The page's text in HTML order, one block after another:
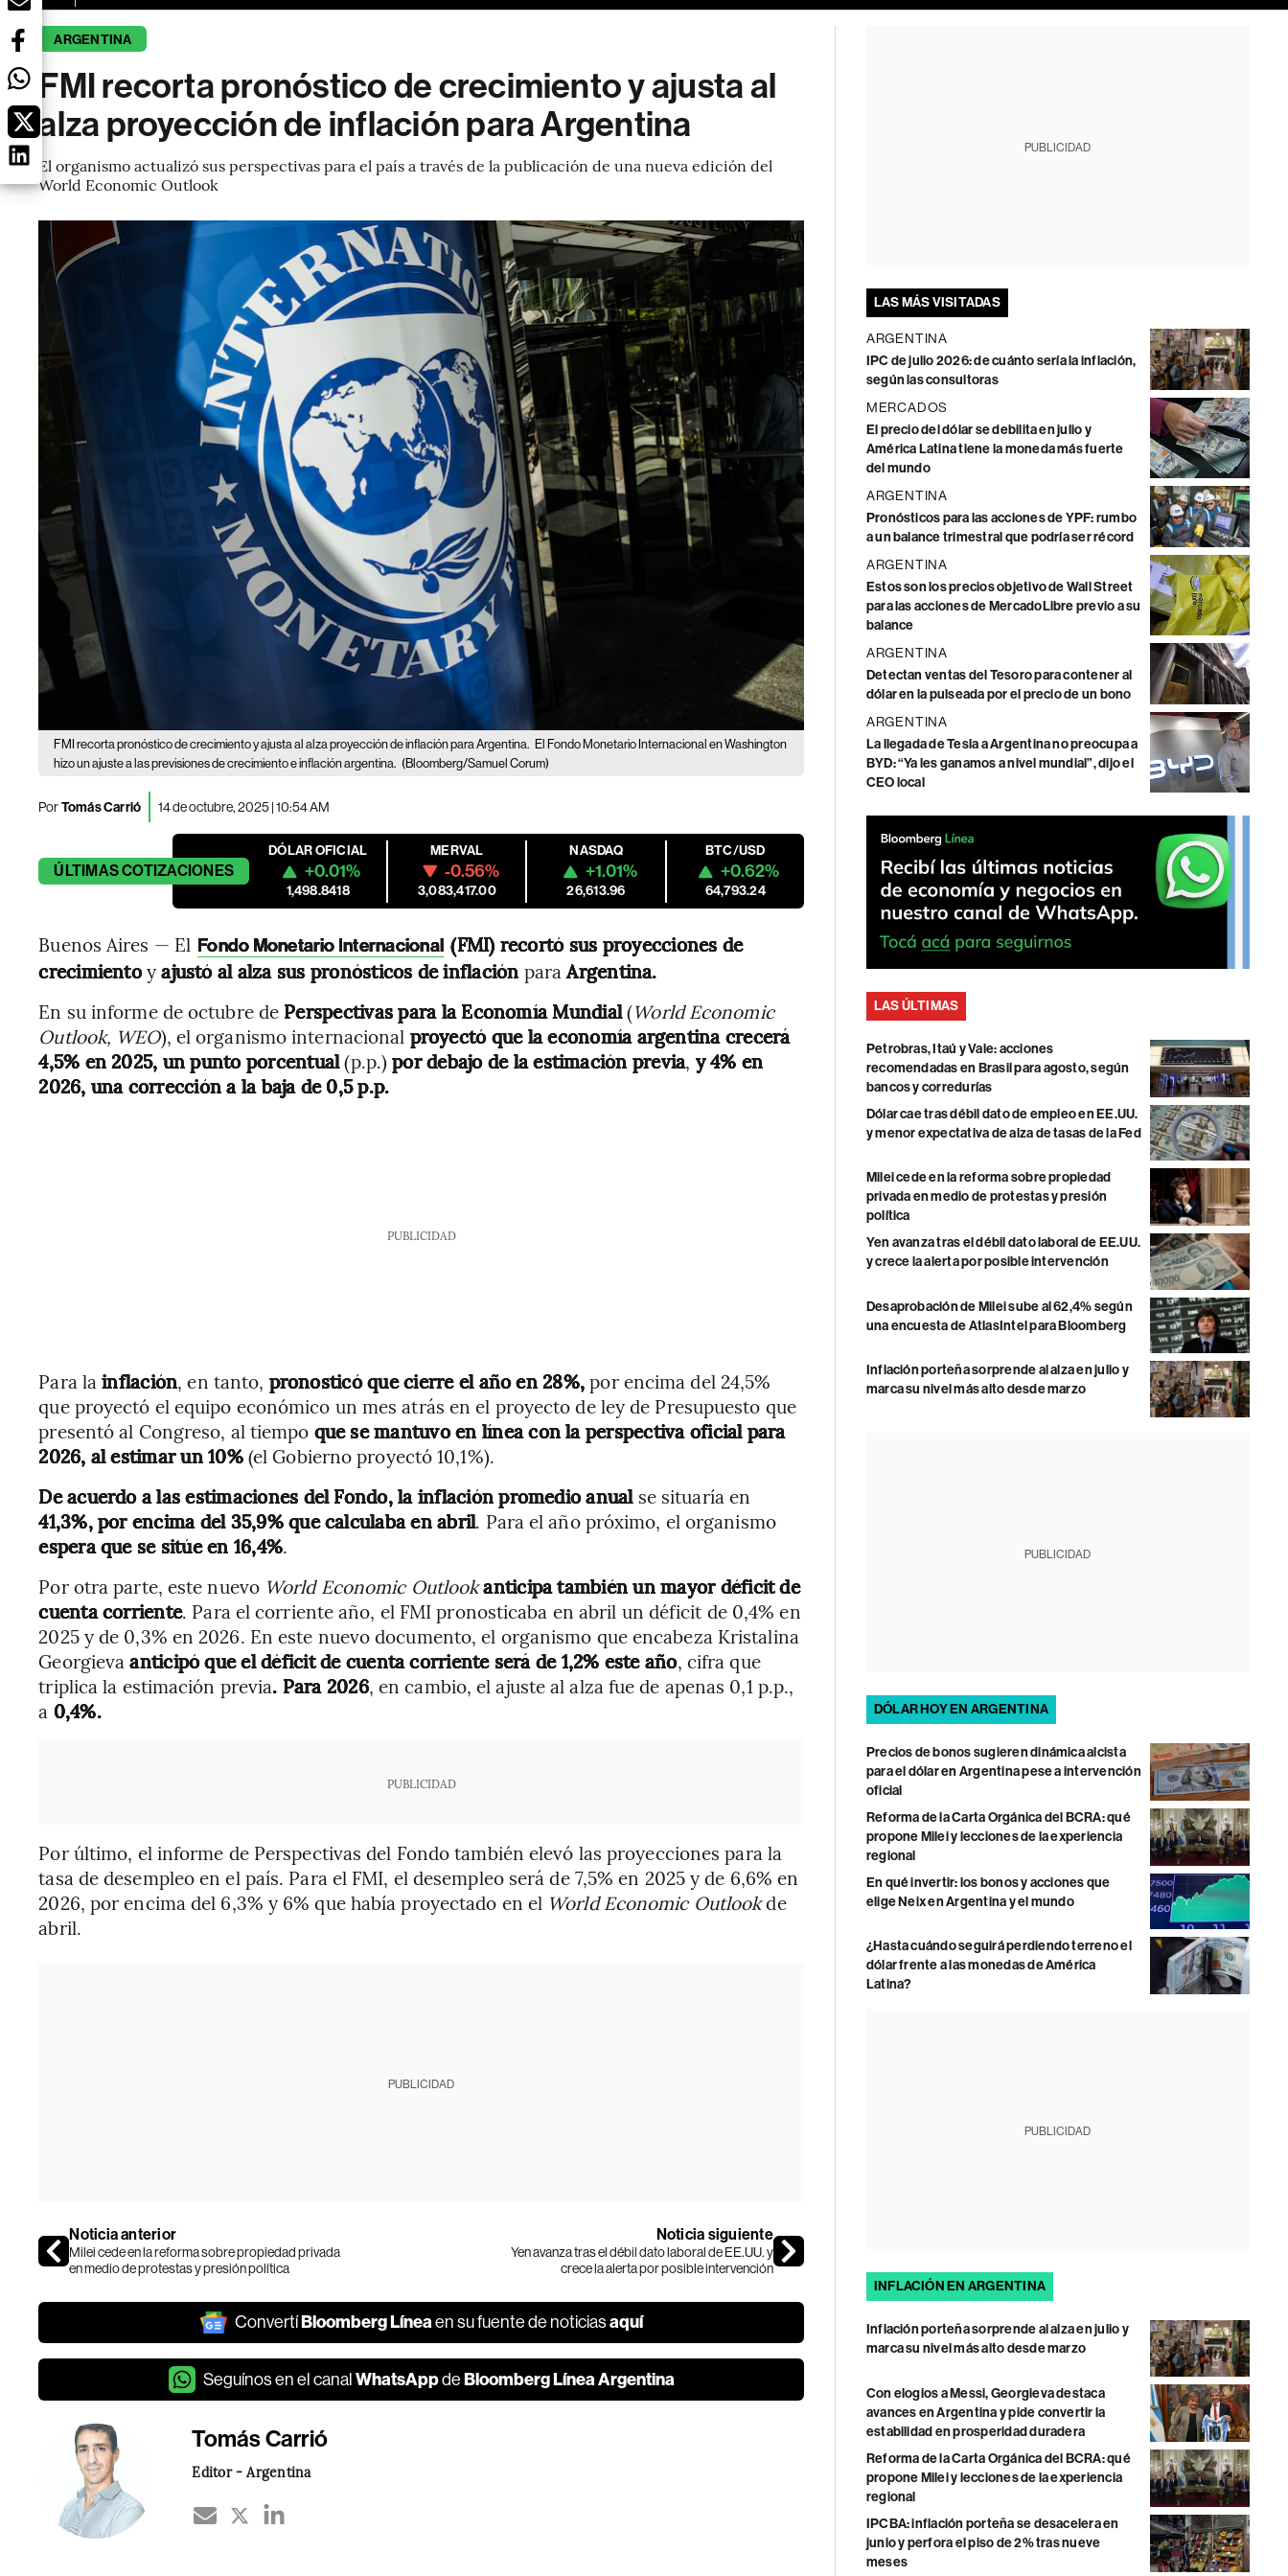
ARGENTINA
FMI recorta pronóstico de crecimiento y ajusta al
alza proyección de inflación para Argentina
El organismo actualizó sus perspectivas para el país a través de la publicación de una nueva edición del
World Economic Outlook
FMI recorta pronóstico de crecimiento y ajusta al alza proyección de inflación para Argentina. El Fondo Monetario Internacional en Washington
hizo un ajuste a las previsiones de crecimiento e inflación argentina. (Bloomberg/Samuel Corum)
PorTomás Carrió 14 de octubre, 2025 | 10:54 AM
ÚLTIMASCOTIZACIONES
DÓLAR OFICIAL
+0.01%
1,498.8418
MERVAL
-0.56%
3,083,417.00
NASDAQ
+1.01%
26,613.96
BTC/USD
+0.62%
64,793.24
Buenos Aires — El Fondo Monetario Internacional (FMI) recortó sus proyecciones de
crecimientoyajustó al alza sus pronósticos de inflación paraArgentina.
En su informe de octubre de Perspectivas para la Economía Mundial(World Economic
Outlook, WEO), el organismo internacional proyectó que la economía argentina crecerá
4,5% en 2025, un punto porcentual(p.p.)por debajo de la estimación previa, y 4% en
2026, una corrección a la baja de 0,5 p.p.
PUBLICIDAD
Para lainflación, en tanto, pronosticó que cierre el año en 28%,por encima del 24,5%
que proyectó el equipo económico un mes atrás en el proyecto de ley de Presupuesto que
presentó al Congreso, al tiempo que se mantuvo en línea con la perspectiva oficial para
2026, al estimar un 10%(el Gobierno proyectó 10,1%).
De acuerdo a las estimaciones del Fondo, la inflación promedio anualse situaría en
41,3%, por encima del 35,9% que calculaba en abril. Para el año próximo, el organismo
espera que se sitúe en 16,4%.
Por otra parte, este nuevo World Economic Outlookanticipa también un mayor déficit de
cuenta corriente. Para el corriente año, el FMI pronosticaba en abril un déficit de 0,4% en
2025 y de 0,3% en 2026. En este nuevo documento, el organismo que encabeza Kristalina
Georgievaanticipó que el déficit de cuenta corriente será de 1,2% este año, cifra que
triplica la estimación previa. Para 2026, en cambio, el ajuste al alza fue de apenas 0,1 p.p.,
a 0,4%.
PUBLICIDAD
Por último, el informe de Perspectivas del Fondo también elevó las proyecciones para la
tasa de desempleo en el país. Para el FMI, el desempleo será de 7,5% en 2025 y de 6,6% en
2026, por encima del 6,3% y 6% que había proyectado en el World Economic Outlookde
abril.
PUBLICIDAD
Noticia anterior
Milei cede en la reforma sobre propiedad privada
en medio de protestas y presión política
Noticia siguiente
Yen avanza tras el débil dato laboral de EE.UU. y
crece la alerta por posible intervención
ConvertíBloomberg Líneaen su fuente de noticiasaquí
Seguínos en el canal WhatsAppde Bloomberg Línea Argentina
Tomás Carrió
Editor - Argentina
PUBLICIDAD
LAS MÁS VISITADAS
ARGENTINA
IPC de julio 2026: de cuánto sería la inflación,
según las consultoras
MERCADOS
El precio del dólar se debilita en julio y
América Latina tiene la moneda más fuerte
del mundo
ARGENTINA
Pronósticos para las acciones de YPF: rumbo
a un balance trimestral que podría ser récord
ARGENTINA
Estos son los precios objetivo de Wall Street
para las acciones de MercadoLibre previo a su
balance
ARGENTINA
Detectan ventas del Tesoro para contener al
dólar en la pulseada por el precio de un bono
ARGENTINA
La llegada de Tesla a Argentina no preocupa a
BYD: “Ya les ganamos a nivel mundial”, dijo el
CEO local
LAS ÚLTIMAS
Petrobras, Itaú y Vale: acciones
recomendadas en Brasil para agosto, según
bancos y corredurías
Dólar cae tras débil dato de empleo en EE.UU.
y menor expectativa de alza de tasas de la Fed
Milei cede en la reforma sobre propiedad
privada en medio de protestas y presión
política
Yen avanza tras el débil dato laboral de EE.UU.
y crece la alerta por posible intervención
Desaprobación de Milei sube al 62,4% según
una encuesta de AtlasIntel para Bloomberg
Inflación porteña sorprende al alza en julio y
marca su nivel más alto desde marzo
PUBLICIDAD
DÓLAR HOY EN ARGENTINA
Precios de bonos sugieren dinámica alcista
para el dólar en Argentina pese a intervención
oficial
Reforma de la Carta Orgánica del BCRA: qué
propone Milei y lecciones de la experiencia
regional
En qué invertir: los bonos y acciones que
elige Neix en Argentina y el mundo
¿Hasta cuándo seguirá perdiendo terreno el
dólar frente a las monedas de América
Latina?
PUBLICIDAD
INFLACIÓN EN ARGENTINA
Inflación porteña sorprende al alza en julio y
marca su nivel más alto desde marzo
Con elogios a Messi, Georgieva destaca
avances en Argentina y pide convertir la
estabilidad en prosperidad duradera
Reforma de la Carta Orgánica del BCRA: qué
propone Milei y lecciones de la experiencia
regional
IPCBA: inflación porteña se desacelera en
junio y perfora el piso de 2% tras nueve
meses